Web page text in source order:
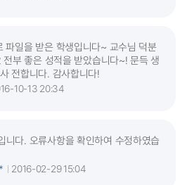
파일을 받은 학생입니다~ 교수님 덕분
부 좋은 성적을 받았습니다~! 문득 생
전합니다. 감사합니다!
10-13 20:34
니다. 오류사항을 확인하여 수정하였습
2016-02-29 15:04